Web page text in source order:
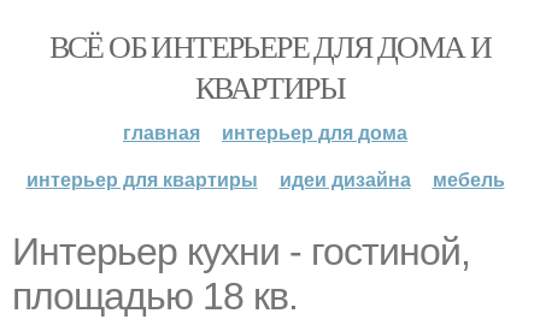
ВСЁ ОБ ИНТЕРЬЕРЕ ДЛЯ ДОМА И
КВАРТИРЫ
главная
интерьер для дома
интерьер для квартиры
идеи дизайна мебель
Интерьер кухни - гостиной,
площадью 18 кв.